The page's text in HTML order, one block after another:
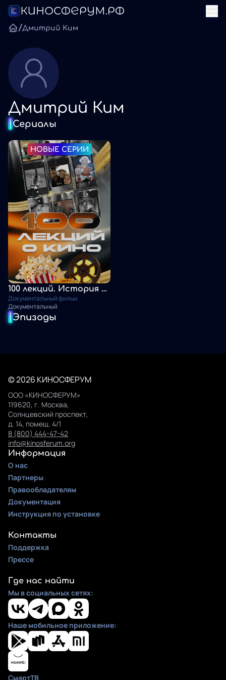
/Дмитрий Ким
Дмитрий Ким
Сериалы
НОВЫЕ СЕРИИ
100 лекций. История отечественного кино для школьников
Документальный фильм
Документальный
Эпизоды
© 2026 КИНОСФЕРУМ
ООО «КИНОСФЕРУМ»
119620, г. Москва,
Солнцевский проспект,
д. 14, помещ. 4/1
8 (800) 444-47-42
info@kinosferum.org
Информация
О нас
Партнеры
Правообладателям
Документация
Инструкция по установке
Контакты
Поддержка
Прессе
Где нас найти
Мы в социальных сетях:
Наше мобильное приложение:
СмартТВ